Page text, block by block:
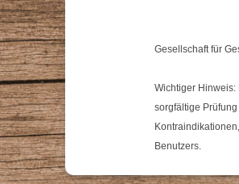
Gesellschaft für
Wichtiger
sorgfältige
Benutzers.